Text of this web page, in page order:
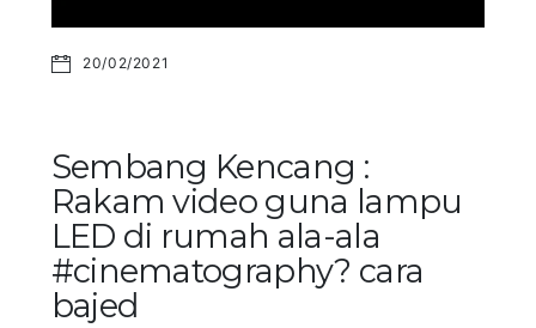
20/02/2021
Sembang Kencang :
Rakam video guna lampu
LED di rumah ala-ala
#cinematography? cara
bajed